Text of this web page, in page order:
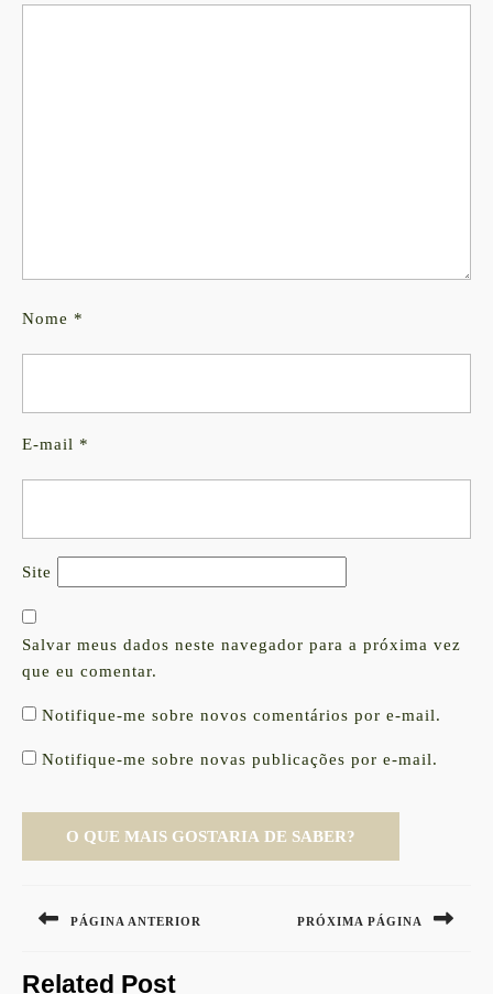
Nome *
E-mail *
Site
Salvar meus dados neste navegador para a próxima vez
que eu comentar.
Notifique-me sobre novos comentários por e-mail.
Notifique-me sobre novas publicações por e-mail.
de
PÁGINA ANTERIOR PRÓXIMA PÁGINA
Related Post